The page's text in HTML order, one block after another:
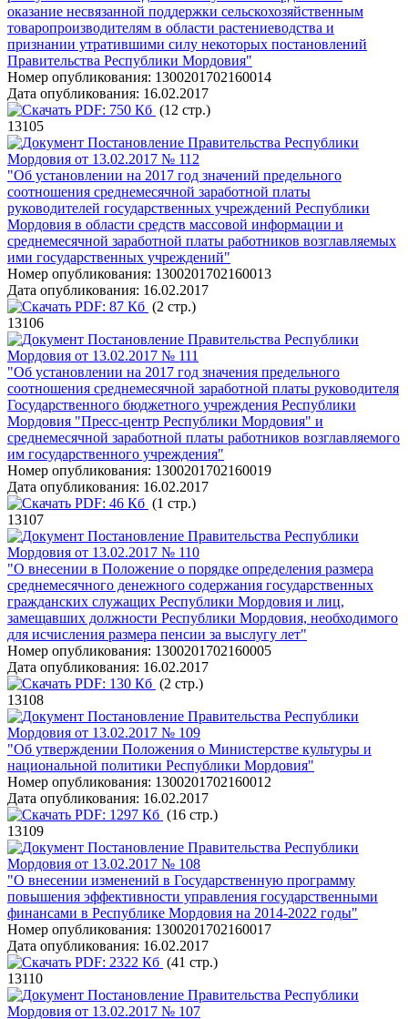
оказание несвязанной поддержки сельскохозяйственным
товаропроизводителям в области растениеводства и
признании утратившими силу некоторых постановлений
Правительства Республики Мордовия"
Номер опубликования: 1300201702160014
Дата опубликования: 16.02.2017
PDF: 750 Кб (12 стр.)
13105
Постановление Правительства Республики
Мордовия от 13.02.2017 № 112
"Об установлении на 2017 год значений предельного
соотношения среднемесячной заработной платы
руководителей государственных учреждений Республики
Мордовия в области средств массовой информации и
среднемесячной заработной платы работников возглавляемых
ими государственных учреждений"
Номер опубликования: 1300201702160013
Дата опубликования: 16.02.2017
PDF: 87 Кб (2 стр.)
13106
Постановление Правительства Республики
Мордовия от 13.02.2017 № 111
"Об установлении на 2017 год значения предельного
соотношения среднемесячной заработной платы руководителя
Государственного бюджетного учреждения Республики
Мордовия "Пресс-центр Республики Мордовия" и
среднемесячной заработной платы работников возглавляемого
им государственного учреждения"
Номер опубликования: 1300201702160019
Дата опубликования: 16.02.2017
PDF: 46 Кб (1 стр.)
13107
Постановление Правительства Республики
Мордовия от 13.02.2017 № 110
"О внесении в Положение о порядке определения размера
среднемесячного денежного содержания государственных
гражданских служащих Республики Мордовия и лиц,
замещавших должности Республики Мордовия, необходимого
для исчисления размера пенсии за выслугу лет"
Номер опубликования: 1300201702160005
Дата опубликования: 16.02.2017
PDF: 130 Кб (2 стр.)
13108
Постановление Правительства Республики
Мордовия от 13.02.2017 № 109
"Об утверждении Положения о Министерстве культуры и
национальной политики Республики Мордовия"
Номер опубликования: 1300201702160012
Дата опубликования: 16.02.2017
PDF: 1297 Кб (16 стр.)
13109
Постановление Правительства Республики
Мордовия от 13.02.2017 № 108
"О внесении изменений в Государственную программу
повышения эффективности управления государственными
финансами в Республике Мордовия на 2014-2022 годы"
Номер опубликования: 1300201702160017
Дата опубликования: 16.02.2017
PDF: 2322 Кб (41 стр.)
13110
Постановление Правительства Республики
Мордовия от 13.02.2017 № 107